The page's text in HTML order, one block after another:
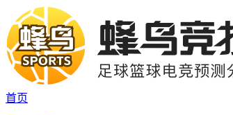
首页